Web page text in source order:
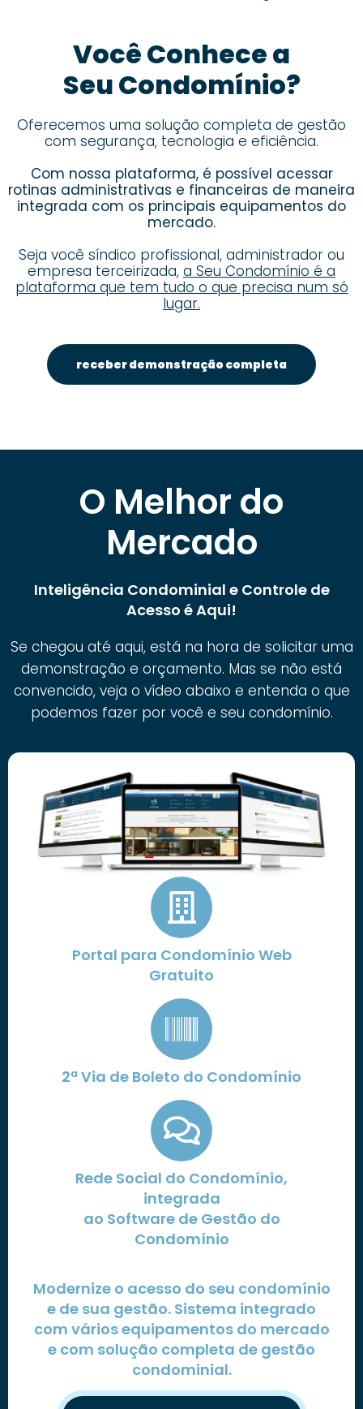
Você Conhece a
Seu Condomínio?
Oferecemos uma solução completa de gestão
com segurança, tecnologia e eficiência.
Com nossa plataforma, é possível acessar
rotinas administrativas e financeiras de maneira
integrada com os principais equipamentos do
mercado.
Seja você síndico profissional, administrador ou
empresa terceirizada, a Seu Condomínio é a
plataforma que tem tudo o que precisa num só
lugar.
receber demonstração completa
O Melhor do
Mercado
Inteligência Condominial e Controle de
Acesso é Aqui!
Se chegou até aqui, está na hora de solicitar uma
demonstração e orçamento. Mas se não está
convencido, veja o vídeo abaixo e entenda o que
podemos fazer por você e seu condomínio.
Portal para Condomínio Web
Gratuito
2ª Via de Boleto do Condomínio
Rede Social do Condomínio,
integrada
ao Software de Gestão do
Condomínio
Modernize o acesso do seu condomínio
e de sua gestão. Sistema integrado
com vários equipamentos do mercado
e com solução completa de gestão
condominial.